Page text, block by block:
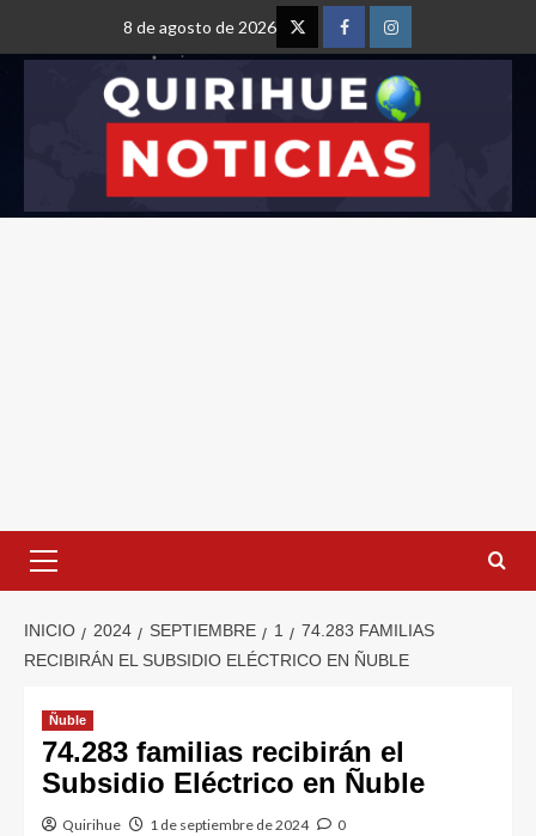
8 de agosto de 2026
INICIO 2024 SEPTIEMBRE 1
74.283 FAMILIAS
RECIBIRÁN EL SUBSIDIO ELÉCTRICO EN ÑUBLE
Ñuble
74.283 familias recibirán el
Subsidio Eléctrico en Ñuble
Quirihue 1 de septiembre de 2024 0